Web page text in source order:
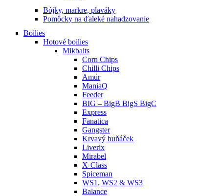
Bójky, markre, plaváky
Pomôcky na ďaleké nahadzovanie
Boilies
Hotové boilies
Mikbaits
Corn Chips
Chilli Chips
Amúr
ManiaQ
Feeder
BIG – BigB BigS BigC
Express
Fanatica
Gangster
Krvavý huňáček
Liverix
Mirabel
X-Class
Spiceman
WS1, WS2 & WS3
Balance